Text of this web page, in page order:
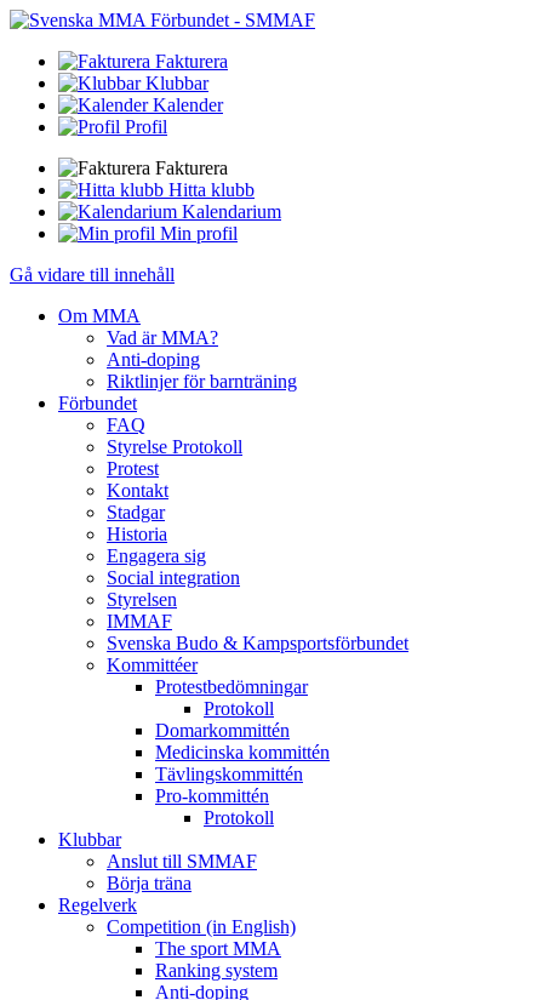
Fakturera
Klubbar
Kalender
Profil
Fakturera
Hitta klubb
Kalendarium
Min profil
Gå vidare till innehåll
Om MMA
Vad är MMA?
Anti-doping
Riktlinjer för barnträning
Förbundet
FAQ
Styrelse Protokoll
Protest
Kontakt
Stadgar
Historia
Engagera sig
Social integration
Styrelsen
IMMAF
Svenska Budo & Kampsportsförbundet
Kommittéer
Protestbedömningar
Protokoll
Domarkommittén
Medicinska kommittén
Tävlingskommittén
Pro-kommittén
Protokoll
Klubbar
Anslut till SMMAF
Börja träna
Regelverk
Competition (in English)
The sport MMA
Ranking system
Anti-doping